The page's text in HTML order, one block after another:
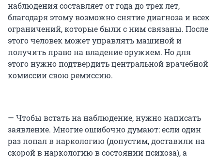
наблюдения составляет от года до трех лет,
благодаря этому возможно снятие диагноза и всех
ограничений, которые были с ним связаны. После
этого человек может управлять машиной и
получить право на владение оружием. Но для
этого нужно подтвердить центральной врачебной
комиссии свою ремиссию.
— Чтобы встать на наблюдение, нужно написать
заявление. Многие ошибочно думают: если один
раз попал в наркологию (допустим, доставили на
скорой в наркологию в состоянии психоза), а